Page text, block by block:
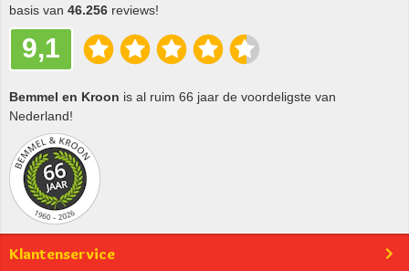
basis van 46.256 reviews!
9,1
Bemmel en Kroon is al ruim 66 jaar de voordeligste van
Nederland!
Klantenservice